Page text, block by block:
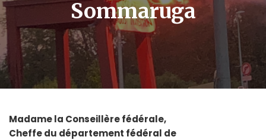
Sommaruga
Madame la Conseillère fédérale,
Cheffe du département fédéral de